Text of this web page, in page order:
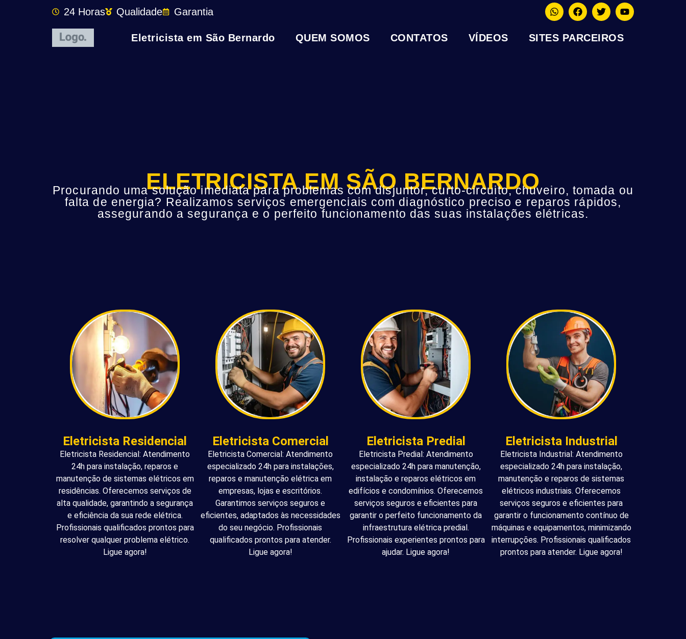
24 Horas Qualidade Garantia
Eletricista em São Bernardo QUEM SOMOS CONTATOS VÍDEOS SITES PARCEIROS
ELETRICISTA EM SÃO BERNARDO
Procurando uma solução imediata para problemas com disjuntor, curto-circuito, chuveiro, tomada ou
falta de energia? Realizamos serviços emergenciais com diagnóstico preciso e reparos rápidos,
assegurando a segurança e o perfeito funcionamento das suas instalações elétricas.
Eletricista Residencial
Eletricista Residencial: Atendimento
24h para instalação, reparos e
manutenção de sistemas elétricos em
residências. Oferecemos serviços de
alta qualidade, garantindo a segurança
e eficiência da sua rede elétrica.
Profissionais qualificados prontos para
resolver qualquer problema elétrico.
Ligue agora!
Eletricista Comercial
Eletricista Comercial: Atendimento
especializado 24h para instalações,
reparos e manutenção elétrica em
empresas, lojas e escritórios.
Garantimos serviços seguros e
eficientes, adaptados às necessidades
do seu negócio. Profissionais
qualificados prontos para atender.
Ligue agora!
Eletricista Predial
Eletricista Predial: Atendimento
especializado 24h para manutenção,
instalação e reparos elétricos em
edifícios e condomínios. Oferecemos
serviços seguros e eficientes para
garantir o perfeito funcionamento da
infraestrutura elétrica predial.
Profissionais experientes prontos para
ajudar. Ligue agora!
Eletricista Industrial
Eletricista Industrial: Atendimento
especializado 24h para instalação,
manutenção e reparos de sistemas
elétricos industriais. Oferecemos
serviços seguros e eficientes para
garantir o funcionamento contínuo de
máquinas e equipamentos, minimizando
interrupções. Profissionais qualificados
prontos para atender. Ligue agora!